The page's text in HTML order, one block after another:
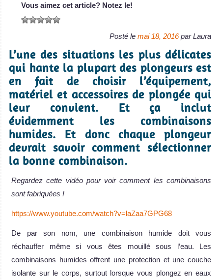
Vous aimez cet article? Notez le!
Posté le mai 18, 2016 parLaura
L’une des situations les plus délicates
qui hante la plupart des plongeurs est
en fait de choisir l’équipement,
matériel et accessoires de plongée qui
leur convient. Et ça inclut
évidemment les combinaisons
humides. Et donc chaque plongeur
devrait savoir comment sélectionner
la bonne combinaison.
Regardez cette vidéo pour voir comment les combinaisons
sont fabriquées !
https://www.youtube.com/watch?v=laZaa7GPG68
De par son nom, une combinaison humide doit vous
réchauffer même si vous êtes mouillé sous l’eau. Les
combinaisons humides offrent une protection et une couche
isolante sur le corps, surtout lorsque vous plongez en eaux